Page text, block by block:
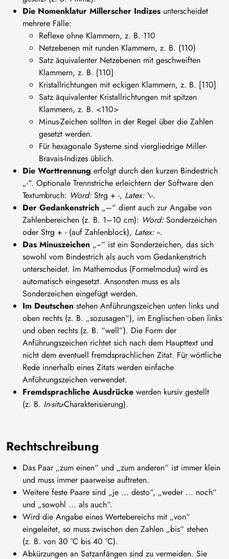
Die Nomenklatur Millerscher Indizes unterscheidet
mehrere Fälle:
Reflexe ohne Klammern, z. B. 110
Netzebenen mit runden Klammern, z. B. (110)
Satz äquivalenter Netzebenen mit geschweiften
Klammern, z. B. {110}
Kristallrichtungen mit eckigen Klammern, z. B. [110]
Satz äquivalenter Kristallrichtungen mit spitzen
Klammern, z. B. <110>
Minus-Zeichen sollten in der Regel über die Zahlen
gesetzt werden.
Für hexagonale Systeme sind viergliedrige Miller-
Bravais-Indizes üblich.
Die Worttrennung erfolgt durch den kurzen Bindestrich
„-“. Optionale Trennstriche erleichtern der Software den
Textumbruch: Word: Strg + -, Latex: \-.
Der Gedankenstrich „–“ dient auch zur Angabe von
Zahlenbereichen (z. B. 1–10 cm): Word: Sonderzeichen
oder Strg + - (auf Zahlenblock), Latex: --.
Das Minuszeichen „−“ ist ein Sonderzeichen, das sich
sowohl vom Bindestrich als auch vom Gedankenstrich
unterscheidet. Im Mathemodus (Formelmodus) wird es
automatisch eingesetzt. Ansonsten muss es als
Sonderzeichen eingefügt werden.
Im Deutschen stehen Anführungszeichen unten links und
oben rechts (z. B. „sozusagen“), im Englischen oben links
und oben rechts (z. B. “well”). Die Form der
Anführungszeichen richtet sich nach dem Haupttext und
nicht dem eventuell fremdsprachlichen Zitat. Für wörtliche
Rede innerhalb eines Zitats werden einfache
Anführungszeichen verwendet.
Fremdsprachliche Ausdrücke werden kursiv gestellt
(z. B. In-situ-Charakterisierung).
Rechtschreibung
Das Paar „zum einen“ und „zum anderen“ ist immer klein
und muss immer paarweise auftreten.
Weitere feste Paare sind „je ... desto“, „weder ... noch“
und „sowohl ... als auch“.
Wird die Angabe eines Wertebereichs mit „von“
eingeleitet, so muss zwischen den Zahlen „bis“ stehen
(z. B. von 30 °C bis 40 °C).
Abkürzungen an Satzanfängen sind zu vermeiden. Sie